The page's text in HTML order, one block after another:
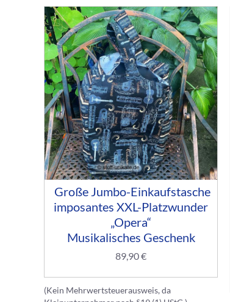
Große Jumbo-Einkaufstasche
imposantes XXL-Platzwunder
„Opera“
Musikalisches Geschenk
89,90€
(Kein Mehrwertsteuerausweis, da